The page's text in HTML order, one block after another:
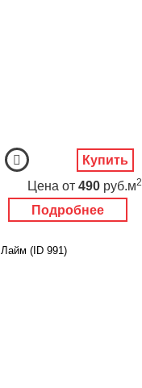
Подробнее
Цена от 490 руб.м2
Купить
Лайм (ID 991)